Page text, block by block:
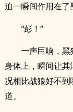
迫一瞬间作用在了
“彭！”
一声巨响，黑
身体上，瞬间让
况相比战狼好不
道。